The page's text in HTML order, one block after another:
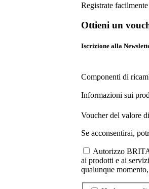
Registrate
Ottieni un
Iscrizione alla
Componenti di
Informazioni sui
Voucher del valore
Se acconsentirai,
Autorizzo
ai prodotti e ai
qualunque